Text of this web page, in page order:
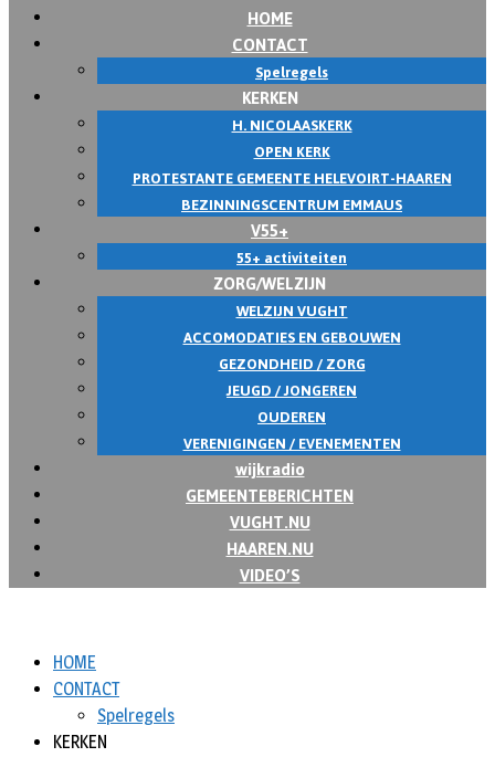
HOME
CONTACT
Spelregels
KERKEN
H. NICOLAASKERK
OPEN KERK
PROTESTANTE GEMEENTE HELEVOIRT-HAAREN
BEZINNINGSCENTRUM EMMAUS
V55+
55+ activiteiten
ZORG/WELZIJN
WELZIJN VUGHT
ACCOMODATIES EN GEBOUWEN
GEZONDHEID / ZORG
JEUGD / JONGEREN
OUDEREN
VERENIGINGEN / EVENEMENTEN
wijkradio
GEMEENTEBERICHTEN
VUGHT.NU
HAAREN.NU
VIDEO’S
HOME
CONTACT
Spelregels
KERKEN